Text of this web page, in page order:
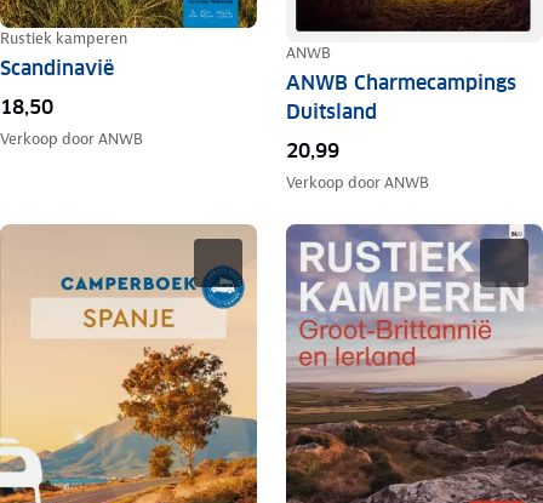
Rustiek kamperen
Scandinavië
18,50
Verkoop doorANWB
ANWB
ANWB Charmecampings
Duitsland
20,99
Verkoop doorANWB